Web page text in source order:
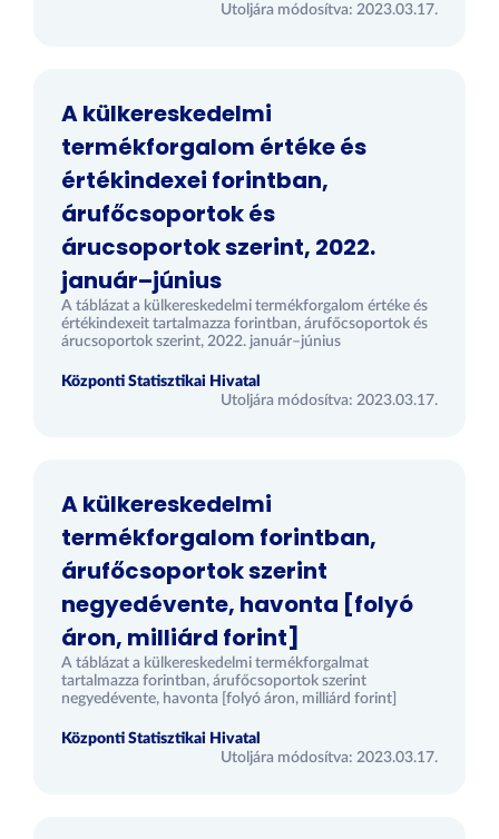
Utoljára módosítva: 2023.03.17.
A külkereskedelmi
termékforgalom értéke és
értékindexei forintban,
árufőcsoportok és
árucsoportok szerint, 2022.
január–június
A táblázat a külkereskedelmi termékforgalom értéke és
értékindexeit tartalmazza forintban, árufőcsoportok és
árucsoportok szerint, 2022. január–június
Központi Statisztikai Hivatal
Utoljára módosítva: 2023.03.17.
A külkereskedelmi
termékforgalom forintban,
árufőcsoportok szerint
negyedévente, havonta [folyó
áron, milliárd forint]
A táblázat a külkereskedelmi termékforgalmat
tartalmazza forintban, árufőcsoportok szerint
negyedévente, havonta [folyó áron, milliárd forint]
Központi Statisztikai Hivatal
Utoljára módosítva: 2023.03.17.